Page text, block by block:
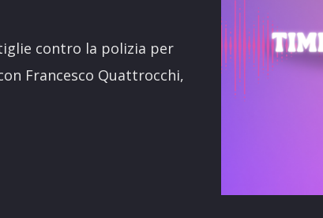
contro la polizia per
Francesco Quattrocchi,